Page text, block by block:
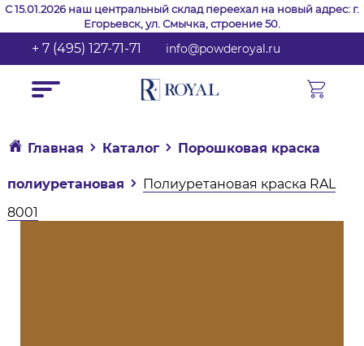
С 15.01.2026 наш центральный склад переехал на новый адрес: г.
Егорьевск, ул. Смычка, строение 50.
+ 7 (495) 127-71-71 info@powderoyal.ru
Главная Каталог Порошковая краска
полиуретановая
Полиуретановая краска RAL
8001